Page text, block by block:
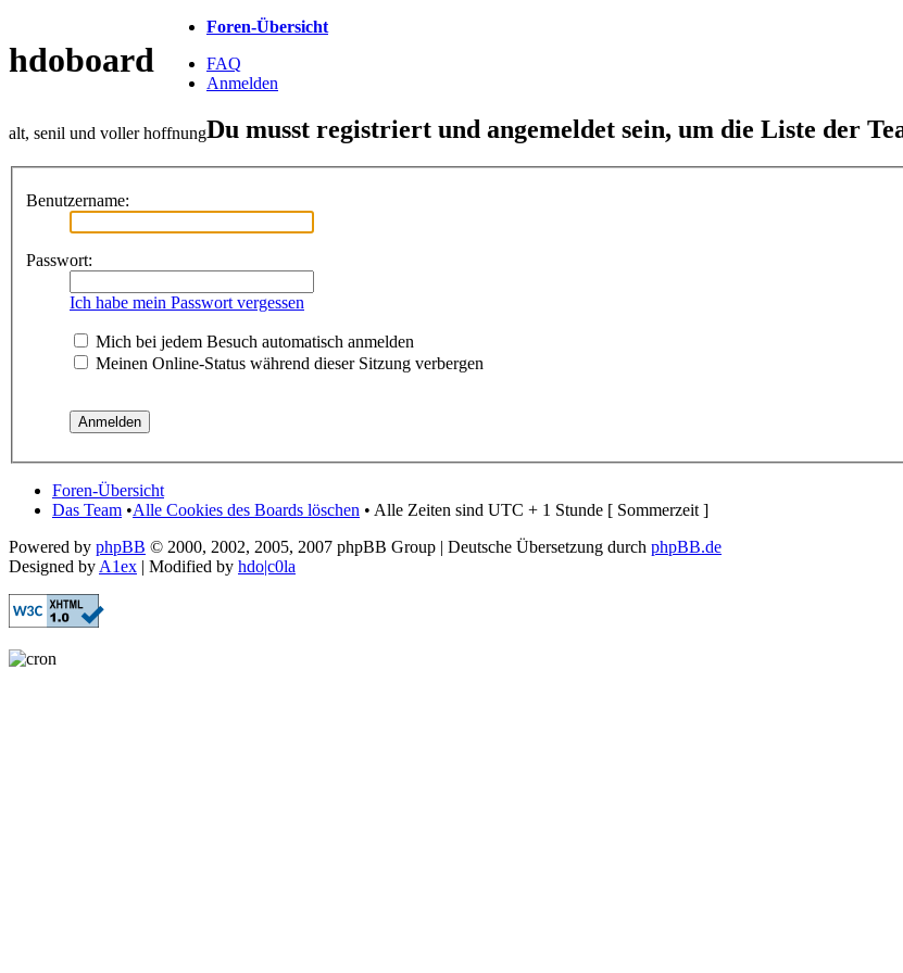
hdoboard
alt, senil und voller hoffnung
Foren-Übersicht
FAQ
Anmelden
Du musst registriert und angemeldet sein, um die Liste der
Benutzername:
Passwort:
Ich habe mein Passwort vergessen
Mich bei jedem Besuch automatisch anmelden
Meinen Online-Status während dieser Sitzung verbergen
Foren-Übersicht
Das Team •Alle Cookies des Boards löschen • Alle Zeiten sind UTC + 1 Stunde [ Sommerzeit ]
Powered by phpBB © 2000, 2002, 2005, 2007 phpBB Group | Deutsche Übersetzung durch phpBB.de
Designed byA1ex | Modified by hdo|c0la